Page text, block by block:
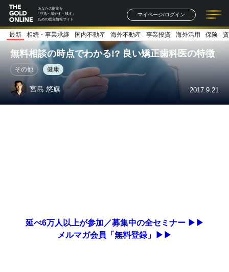
あなたの財産を
「守る・増やす・残す」
ための総合情報サイト
マイページ/ログイン
記事一覧 連載一覧
著者一覧 書籍一覧
最新 相続・事業承継 国内不動産 海外不動産 事業投資 海外活用 保険
無料相談の時点でわかる!? 良い矯正歯科医の特徴
その他 健康
宮島 悠旗 2017.9.21
延べ6万人以上が参加／募集中の全セミナー ▶▶
メルマガ会員「無料登録」▶▶